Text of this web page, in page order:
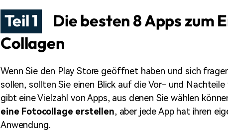
Teil 1
Die besten 8 Apps zum
Collagen
Wenn Sie den Play Store geöffnet haben und sich
sollen, sollten Sie einen Blick auf die Vor- und
gibt eine Vielzahl von Apps, aus denen Sie wählen
eine Fotocollage erstellen, aber jede App hat ihren
Anwendung.